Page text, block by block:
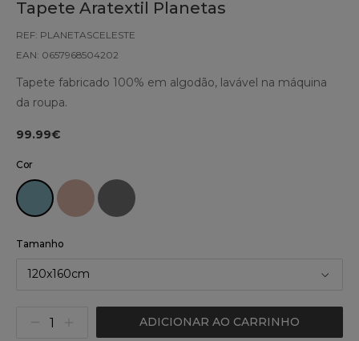
Tapete Aratextil Planetas
REF: PLANETASCELESTE
EAN: 0657968504202
Tapete fabricado 100% em algodão, lavável na máquina
da roupa.
99.99€
Cor
Tamanho
120x160cm
ADICIONAR AO CARRINHO